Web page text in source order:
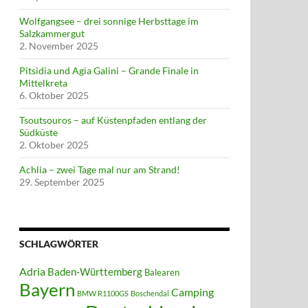
Wolfgangsee – drei sonnige Herbsttage im
Salzkammergut
2. November 2025
Pitsidia und Agia Galini – Grande Finale in
Mittelkreta
6. Oktober 2025
Tsoutsouros – auf Küstenpfaden entlang der
Südküste
2. Oktober 2025
Achlia – zwei Tage mal nur am Strand!
29. September 2025
SCHLAGWÖRTER
Adria Baden-Württemberg Balearen
Bayern BMW R1100GS Boschendal Camping